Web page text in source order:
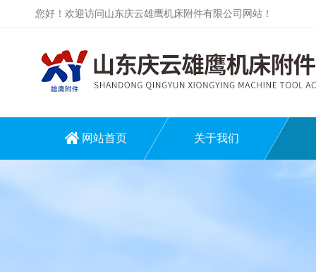
您好！欢迎访问山东庆云雄鹰机床附件有限公司网站！
网站首页 关于我们